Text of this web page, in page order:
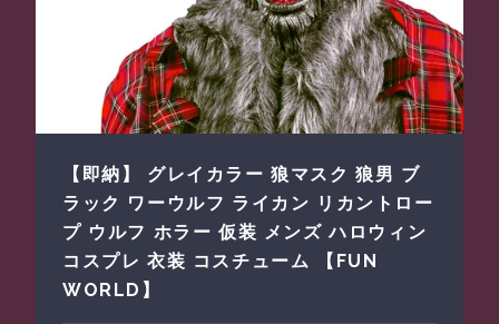
【即納】 グレイカラー 狼マスク 狼男 ブ
ラック ワーウルフ ライカン リカントロー
プ ウルフ ホラー 仮装 メンズ ハロウィン
コスプレ 衣装 コスチューム 【FUN
WORLD】